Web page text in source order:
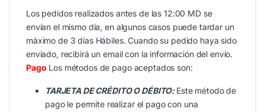
Los pedidos realizados antes de las 12:00 MD se
envían el mismo día, en algunos casos puede tardar un
máximo de 3 días Hábiles. Cuando su pedido haya sido
enviado, recibirá un email con la información del envío.
Pago Los métodos de pago aceptados son:
TARJETA DE CRÉDITO O DÉBITO: Este método de
pago le permite realizar el pago con una